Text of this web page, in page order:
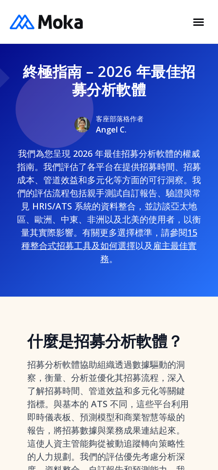
終極指南 – 2026 年最佳招
募分析軟體
客座部落格作者
Angel C.
我們為您呈現 2026 年最佳招募分析軟體的權威
指南。我們評估了各平台在提供招募時間、招募
成本、管道效益和多元化等方面的可行洞察。我
們的評估流程包括親手測試自訂報告、驗證與常
見 HRIS/ATS 系統的資料整合，並訪談亞太地
區、歐洲、中東、非洲以及北美的使用者，以衡
量其實際影響。有關更多選擇標準，請參閱15
種整合式招募工具及如何選擇以及 雇主最佳實
務。
什麼是招募分析軟體？
招募分析軟體協助組織透過數據驅動的洞
察，衡量、分析並優化其招募流程，深入
了解招募時間、管道效益和多元化等關鍵
指標。與基本的 ATS 不同，這些平台利用
即時儀表板、預測模型和商業智慧等級的
報告，將招募數據與業務成果連結起來。
這使人資主管能夠從被動追蹤轉向策略性
的人力規劃。我們的評估優先考慮分析深